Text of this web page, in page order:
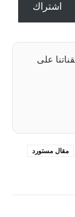
اشتراك
على
مقال مستورد